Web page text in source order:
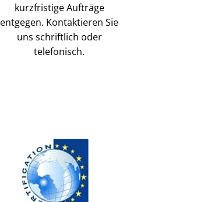
kurzfristige Aufträge
entgegen. Kontaktieren Sie
uns schriftlich oder
telefonisch.